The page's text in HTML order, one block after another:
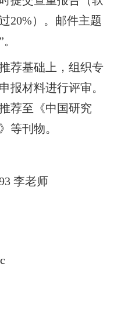
20%）。邮件主题
荐基础上，组织专
报材料进行评审。
荐至《中国研究
等刊物。
李老师